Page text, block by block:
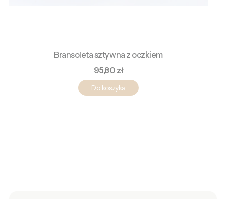
Bransoleta sztywna z oczkiem
Cena
95,80 zł
Do koszyka